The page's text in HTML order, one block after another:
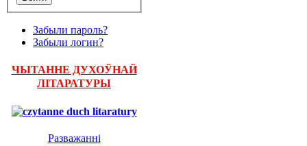
Забыли пароль?
Забыли логин?
ЧЫТАННЕ ДУХОЎНАЙ
ЛІТАРАТУРЫ
Разважанні